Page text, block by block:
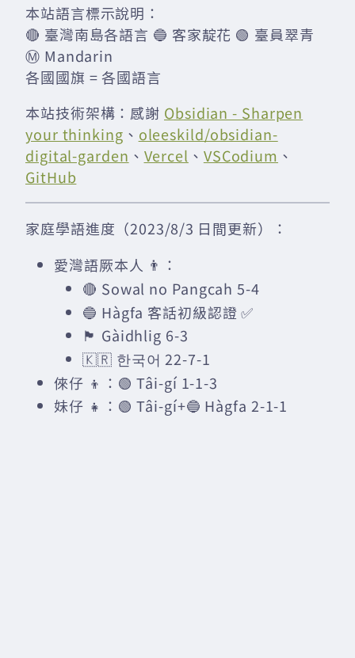
本站語言標示說明：
🔴 臺灣南島各語言 🔵 客家靛花 🟢 臺員翠青
Ⓜ️ Mandarin
各國國旗 = 各國語言
本站技術架構：感謝 Obsidian - Sharpen
your thinking 、 oleeskild/obsidian-
digital-garden 、 Vercel 、 VSCodium 、
GitHub
家庭學語進度（2023/8/3 日間更新）：
愛灣語厥本人 👨：
🔴 Sowal no Pangcah 5-4
🔵 Hàgfa 客話初級認證 ✅
🏴󠁧󠁢󠁳󠁣󠁴󠁿 Gàidhlig 6-3
🇰🇷 한국어 22-7-1
倈仔 👦：🟢 Tâi-gí 1-1-3
妹仔 👧：🟢 Tâi-gí+🔵 Hàgfa 2-1-1